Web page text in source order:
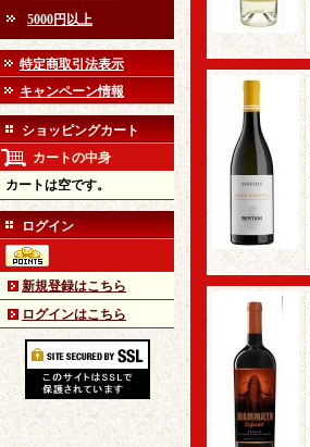
5000円以上
特定商取引法表示
キャンペーン情報
ショッピングカート
カートの中身
カートは空です。
ログイン
新規登録はこちら
ログインはこちら